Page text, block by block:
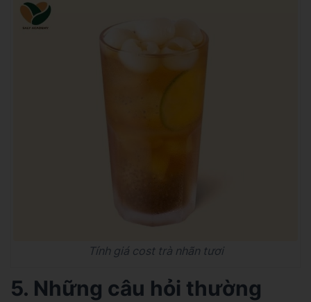
Tính giá cost trà nhãn tươi
5. Những câu hỏi thường